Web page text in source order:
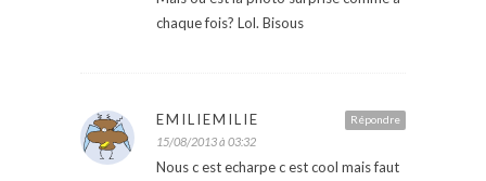
chaque fois? Lol. Bisous
Répondre
EMILIEMILIE
15/08/2013 à 03:32
Nous c est echarpe c est cool mais faut